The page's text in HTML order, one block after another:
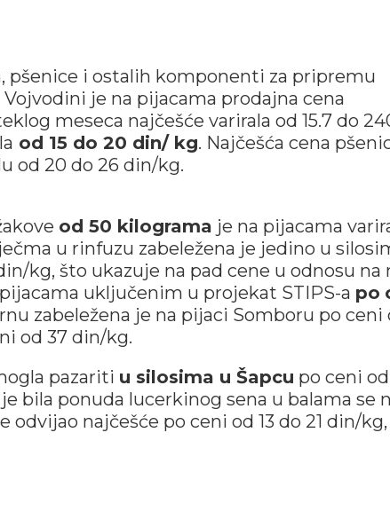
pšenice i ostalih komponenti za pripremu
Vojvodini je na pijacama prodajna cena
meseca najčešće varirala od 15.7 do
od 15 do 20 din/ kg. Najčešća cena
od 20 do 26 din/kg.
od 50 kilograma je na pijacama
u rinfuzu zabeležena je jedino u
kg, što ukazuje na pad cene u odnosu na
uključenim u projekat STIPS-a po
zabeležena je na pijaci Somboru po ceni
od 37 din/kg.
pazariti u silosima u Šapcu po ceni
bila ponuda lucerkinog sena u balama se
najčešće po ceni od 13 do 21 din/